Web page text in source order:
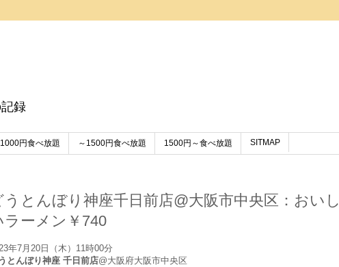
録
円食べ放題 ～1500円食べ放題 1500円～食べ放題 SITMAP
うとんぼり神座千日前店@大阪市中央区：おいし
ラーメン￥740
年7月20日（木）11時00分
とんぼり神座 千日前店@大阪府大阪市中央区